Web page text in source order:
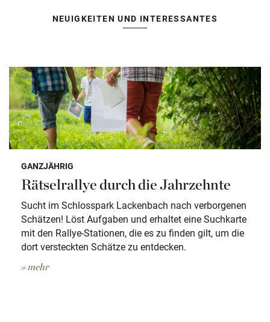
NEUIGKEITEN UND INTERESSANTES
GANZJÄHRIG
Rätselrallye durch die Jahrzehnte
Sucht im Schlosspark Lackenbach nach verborgenen
Schätzen! Löst Aufgaben und erhaltet eine Suchkarte
mit den Rallye-Stationen, die es zu finden gilt, um die
dort versteckten Schätze zu entdecken.
» mehr